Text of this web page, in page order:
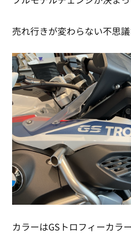
売れ行きが変わらない不思
カラーはGSトロフィーカラ